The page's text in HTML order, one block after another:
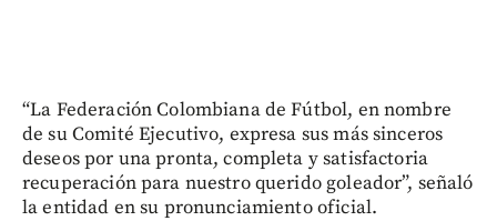
“La Federación Colombiana de Fútbol, en nombre
de su Comité Ejecutivo, expresa sus más sinceros
deseos por una pronta, completa y satisfactoria
recuperación para nuestro querido goleador”, señaló
la entidad en su pronunciamiento oficial.